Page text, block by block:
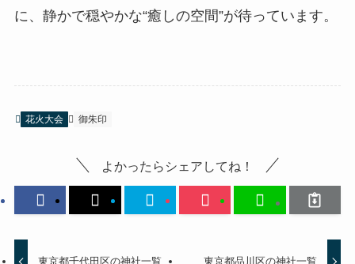
に、静かで穏やかな“癒しの空間”が待っています。
花火大会 御朱印
よかったらシェアしてね！
東京都千代田区の神社一覧 東京都品川区の神社一覧